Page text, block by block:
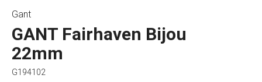
Gant
GANT Fairhaven Bijou
22mm
G194102